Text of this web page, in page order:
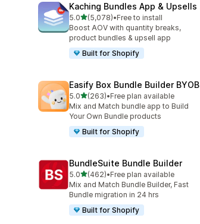
Kaching Bundles App & Upsells
5.05つ星中
(5,078)
合計レビュー数：5078件
•Free to install
Boost AOV with quantity breaks,
product bundles & upsell app
Built for Shopify
Easify Box Bundle Builder BYOB
5.05つ星中
(263)
合計レビュー数：263件
•Free plan available
Mix and Match bundle app to Build
Your Own Bundle products
Built for Shopify
BundleSuite Bundle Builder
5.05つ星中
(462)
合計レビュー数：462件
•Free plan available
Mix and Match Bundle Builder, Fast
Bundle migration in 24 hrs
Built for Shopify